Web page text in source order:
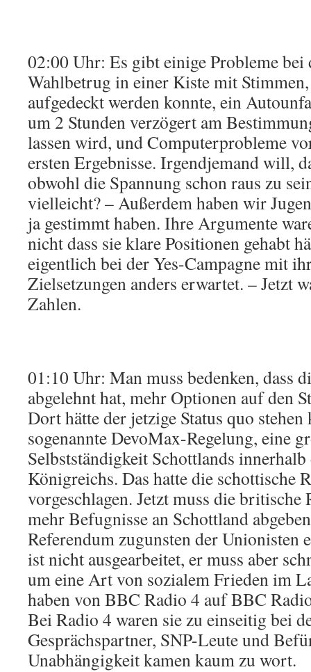
02:00 Uhr: Es gibt einige Probleme
Wahlbetrug in einer Kiste mit
aufgedeckt werden konnte, ein
um 2 Stunden verzögert am
lassen wird, und Computerprobleme
ersten Ergebnisse. Irgendjemand will,
obwohl die Spannung schon raus zu
vielleicht? – Außerdem haben wir
ja gestimmt haben. Ihre Argumente
nicht dass sie klare Positionen gehabt
eigentlich bei der Yes-Campagne mit
Zielsetzungen anders erwartet. – Jetzt
Zahlen.
01:10 Uhr: Man muss bedenken, dass
abgelehnt hat, mehr Optionen auf den
Dort hätte der jetzige Status quo
sogenannte DevoMax-Regelung, eine
Selbstständigkeit Schottlands
Königreichs. Das hatte die schottische
vorgeschlagen. Jetzt muss die britische
mehr Befugnisse an Schottland
Referendum zugunsten der Unionisten
ist nicht ausgearbeitet, er muss aber
um eine Art von sozialem Frieden im
haben von BBC Radio 4 auf BBC
Bei Radio 4 waren sie zu einseitig bei
Gesprächspartner, SNP-Leute und
Unabhängigkeit kamen kaum zu wort.